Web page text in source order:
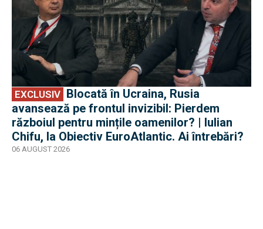
EXCLUSIV
avansează pe frontul invizibil: Pierdem
războiul pentru mințile oamenilor? | Iulian
Chifu, la Obiectiv EuroAtlantic. Ai întrebări?
06 AUGUST 2026